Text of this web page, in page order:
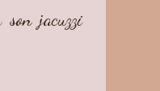
jacuzzi